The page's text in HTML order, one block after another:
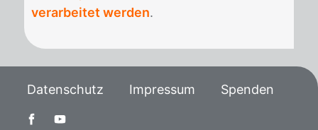
verarbeitet werden.
Datenschutz Impressum Spenden